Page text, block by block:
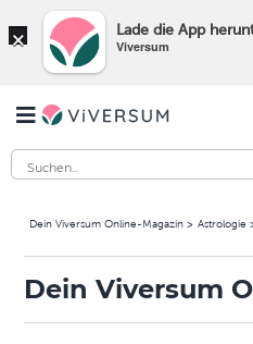
× Lade die App
Viversum
Dein Viversum Online-Magazin Astrologie
Dein Viversum